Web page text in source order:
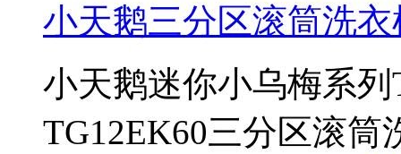
小天鹅三分区滚筒洗
小天鹅迷你小乌梅系
TG12EK60三分区滚筒